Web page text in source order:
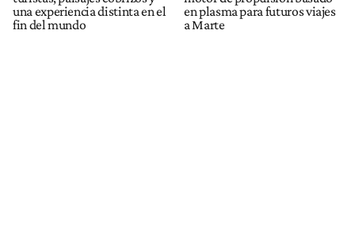
una experiencia distinta en el
fin del mundo
en plasma para futuros viajes
a Marte